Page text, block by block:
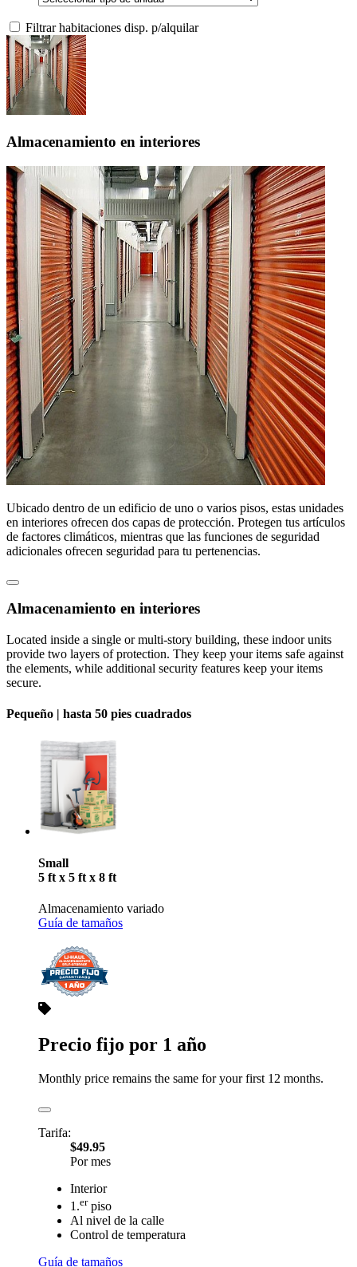
Filtrar habitaciones disp. p/alquilar
Almacenamiento en interiores
Ubicado dentro de un edificio de uno o varios pisos, estas unidades
en interiores ofrecen dos capas de protección. Protegen tus artículos
de factores climáticos, mientras que las funciones de seguridad
adicionales ofrecen seguridad para tu pertenencias.
Almacenamiento en interiores
Located inside a single or multi-story building, these indoor units
provide two layers of protection. They keep your items safe against
the elements, while additional security features keep your items
secure.
Pequeño | hasta 50 pies cuadrados
Small
5 ft x 5 ft x 8 ft
Almacenamiento variado
Guía de tamaños
Precio fijo por 1 año
Monthly price remains the same for your first 12 months.
Tarifa:
$49.95
Por mes
Interior
1.erpiso
Al nivel de la calle
Control de temperatura
Guía de tamaños